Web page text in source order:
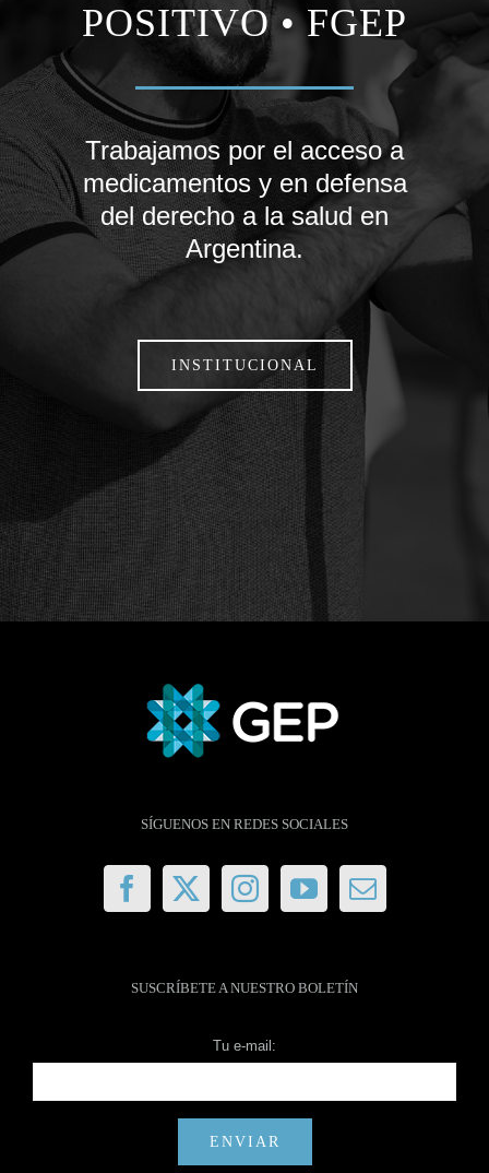
POSITIVO • FGEP
Trabajamos por el acceso a
medicamentos y en defensa
del derecho a la salud en
Argentina.
INSTITUCIONAL
SÍGUENOS EN REDES SOCIALES
SUSCRÍBETE A NUESTRO BOLETÍN
Tu e-mail: